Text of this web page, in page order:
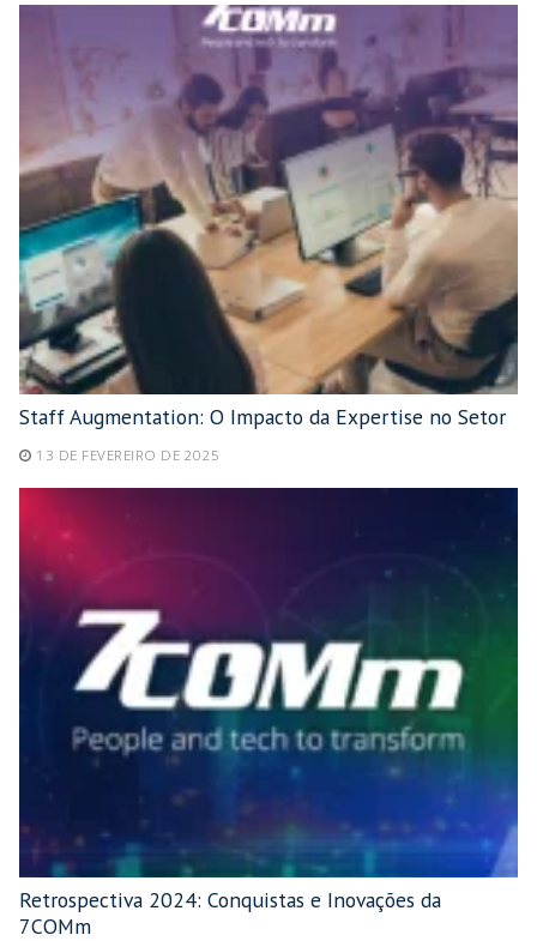
Staff Augmentation: O Impacto da Expertise no Setor
13 DE FEVEREIRO DE 2025
Retrospectiva 2024: Conquistas e Inovações da
7COMm